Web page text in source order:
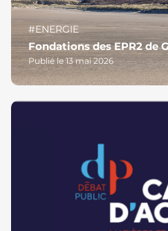
#ENERGIE
Fondations des EPR2 de
Publié le 13 mai 2026